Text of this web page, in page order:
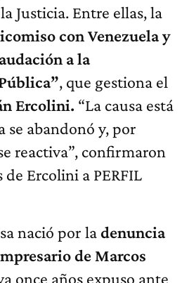
Justicia. Entre ellas, la
con Venezuela y
a la
, que gestiona el
Ercolini. “La causa está
se abandonó y, por
reactiva”, confirmaron
de Ercolini a PERFIL
nació por ladenuncia
de Marcos
once años expuso ante